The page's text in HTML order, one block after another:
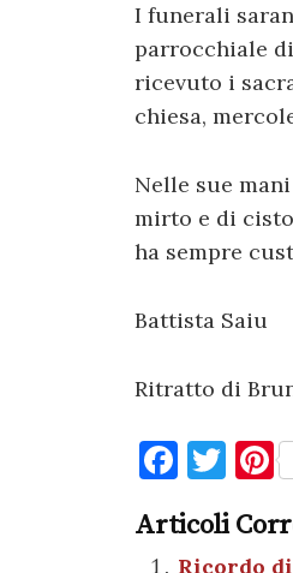
I funerali
parrocchiale
ricevuto i
chiesa,
Nelle sue
mirto e di
ha sempre
Battista Saiu
Ritratto di
F
c
T
it
Articoli
Ricordo